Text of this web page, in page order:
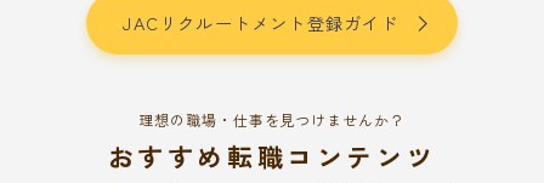
JACリクルートメント登録ガイド
理想の職場・仕事を見つけませんか？
おすすめ転職コンテンツ